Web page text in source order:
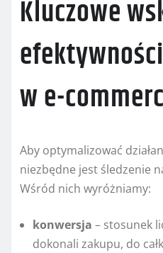
Kluczowe
w e-
Aby optymalizować
niezbędne jest śledzenie
Wśród nich wyróżniamy:
konwersja – stosunek
dokonali zakupu, do